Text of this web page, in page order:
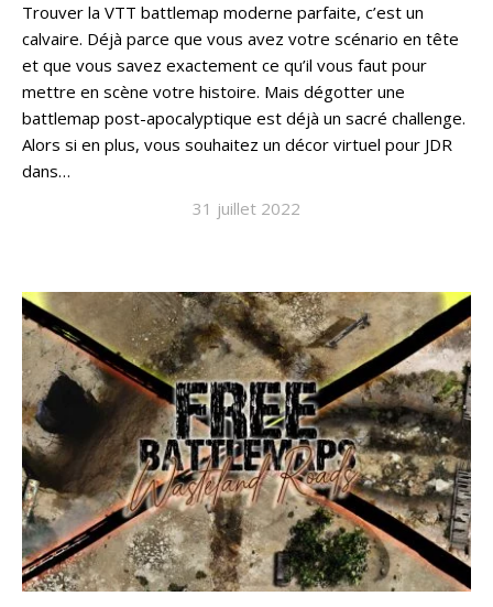
Trouver la VTT battlemap moderne parfaite, c’est un
calvaire. Déjà parce que vous avez votre scénario en tête
et que vous savez exactement ce qu’il vous faut pour
mettre en scène votre histoire. Mais dégotter une
battlemap post-apocalyptique est déjà un sacré challenge.
Alors si en plus, vous souhaitez un décor virtuel pour JDR
dans…
31 juillet 2022